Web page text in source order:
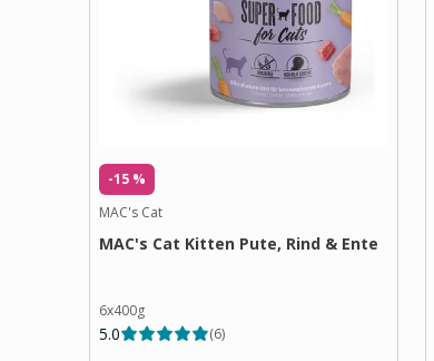
-15 %
MAC's Cat
MAC's Cat Kitten Pute, Rind & Ente
6x400g
5.0 (6)